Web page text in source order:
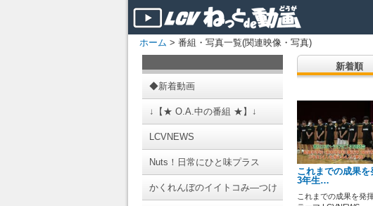
ホーム > 番組・写真一覧(関連映像・写真)
◆新着動画
↓【★ O.A.中の番組 ★】↓
LCVNEWS
Nuts！日常にひと味プラス
かくれんぼのイイトコみ―つけ
新着順
これまでの成果を
3年生…
これまでの成果を発